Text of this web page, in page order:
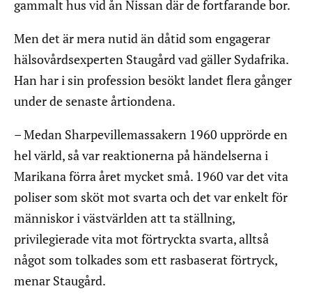
gammalt hus vid ån Nissan där de fortfarande bor.
Men det är mera nutid än dåtid som engagerar
hälsovårdsexperten Staugård vad gäller Sydafrika.
Han har i sin profession besökt landet flera gånger
under de senaste årtiondena.
– Medan Sharpevillemassakern 1960 upprörde en
hel värld, så var reaktionerna på händelserna i
Marikana förra året mycket små. 1960 var det vita
poliser som sköt mot svarta och det var enkelt för
människor i västvärlden att ta ställning,
privilegierade vita mot förtryckta svarta, alltså
något som tolkades som ett rasbaserat förtryck,
menar Staugård.